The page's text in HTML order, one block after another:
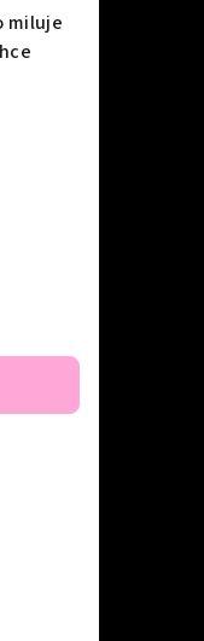
miluje